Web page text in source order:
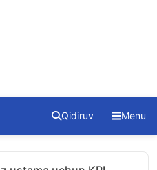
Qidiruv Menu